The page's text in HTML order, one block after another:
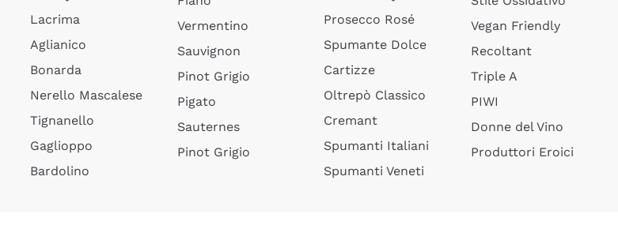
Lacrima
Aglianico
Bonarda
Nerello Mascalese
Tignanello
Gaglioppo
Bardolino
Vermentino
Sauvignon
Pinot Grigio
Pigato
Sauternes
Pinot Grigio
Prosecco Rosé
Spumante Dolce
Cartizze
Oltrepò Classico
Cremant
Spumanti Italiani
Spumanti Veneti
Vegan Friendly
Recoltant
Triple A
PIWI
Donne del Vino
Produttori Eroici